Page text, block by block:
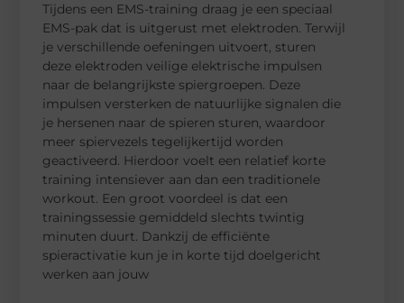
Tijdens een EMS-training draag je een speciaal
EMS-pak dat is uitgerust met elektroden. Terwijl
je verschillende oefeningen uitvoert, sturen
deze elektroden veilige elektrische impulsen
naar de belangrijkste spiergroepen. Deze
impulsen versterken de natuurlijke signalen die
je hersenen naar de spieren sturen, waardoor
meer spiervezels tegelijkertijd worden
geactiveerd. Hierdoor voelt een relatief korte
training intensiever aan dan een traditionele
workout. Een groot voordeel is dat een
trainingssessie gemiddeld slechts twintig
minuten duurt. Dankzij de efficiënte
spieractivatie kun je in korte tijd doelgericht
werken aan jouw